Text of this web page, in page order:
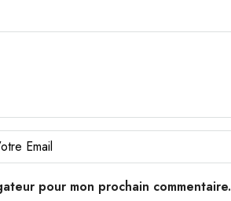
pour mon prochain commentaire.